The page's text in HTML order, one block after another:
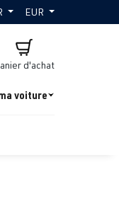
EUR
d'achat
voiture